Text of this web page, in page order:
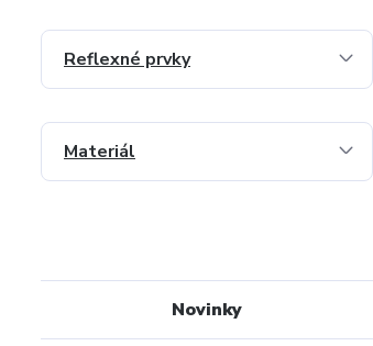
Reflexné prvky
Materiál
Novinky